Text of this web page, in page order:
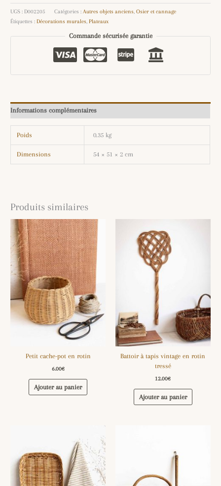
UGS : D002205 Catégories :Autres objets anciens,Osier et cannage
Étiquettes :Décorations murales,Plateaux
Commande sécurisée garantie
Informations complémentaires
Poids 0.35 kg
Dimensions 54 × 51 × 2 cm
Produits similaires
Petit cache-pot en rotin
6.00€
Ajouter au panier
Battoir à tapis vintage en rotin
tressé
12.00€
Ajouter au panier